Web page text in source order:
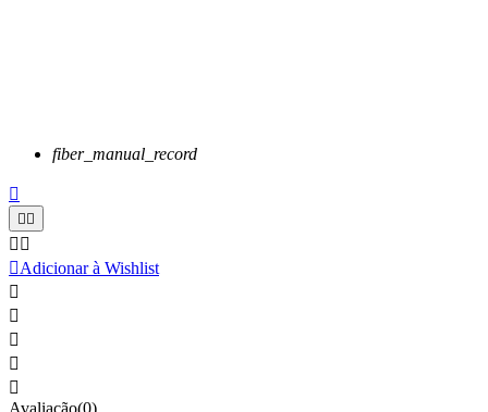
fiber_manual_record

 
 
Adicionar à Wishlist




